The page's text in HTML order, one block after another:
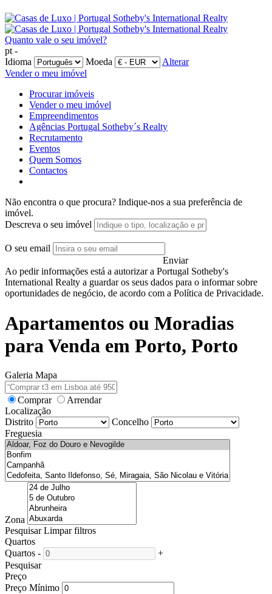
Quanto vale o seu imóvel?
pt -
Idioma
Moeda
Alterar
Vender o meu imóvel
Procurar imóveis
Vender o meu imóvel
Empreendimentos
Agências Portugal Sotheby´s Realty
Recrutamento
Eventos
Quem Somos
Contactos
Não encontra o que procura? Indique-nos a sua preferência de
imóvel.
Descreva o seu imóvel
O seu email
Enviar
Ao pedir informações está a autorizar a Portugal Sotheby's
International Realty a guardar os seus dados para o informar sobre
oportunidades de negócio, de acordo com a Política de Privacidade.
Apartamentos ou Moradias
para Venda em Porto, Porto
Galeria Mapa
Comprar
Arrendar
Localização
Distrito
Concelho
Freguesia
Zona
Pesquisar Limpar filtros
Quartos
Quartos -
+
Pesquisar
Preço
Preço Mínimo